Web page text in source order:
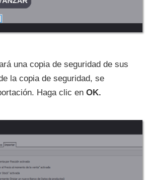
una copia de seguridad de sus
la copia de seguridad, se
Haga clic en OK.